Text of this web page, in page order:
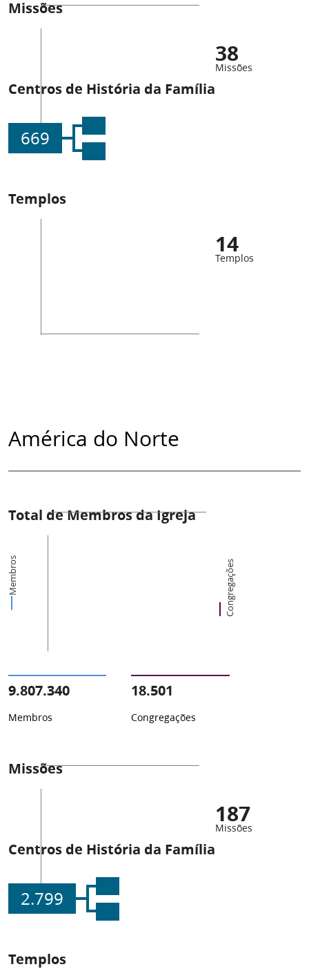
Missões
38
Missões
Centros de História da Família
669
Templos
14
Templos
América do Norte
Total de Membros da Igreja
Membros Congregações
9.807.340
Membros
18.501
Congregações
Missões
187
Missões
Centros de História da Família
2.799
Templos